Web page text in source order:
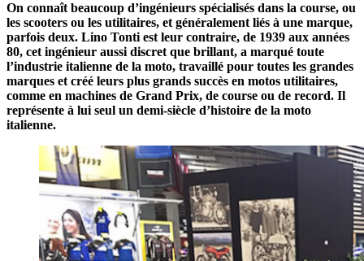
On connaît beaucoup d’ingénieurs spécialisés dans la course, ou
les scooters ou les utilitaires, et généralement liés à une marque,
parfois deux. Lino Tonti est leur contraire, de 1939 aux années
80, cet ingénieur aussi discret que brillant, a marqué toute
l’industrie italienne de la moto, travaillé pour toutes les grandes
marques et créé leurs plus grands succès en motos utilitaires,
comme en machines de Grand Prix, de course ou de record. Il
représente à lui seul un demi-siècle d’histoire de la moto
italienne.